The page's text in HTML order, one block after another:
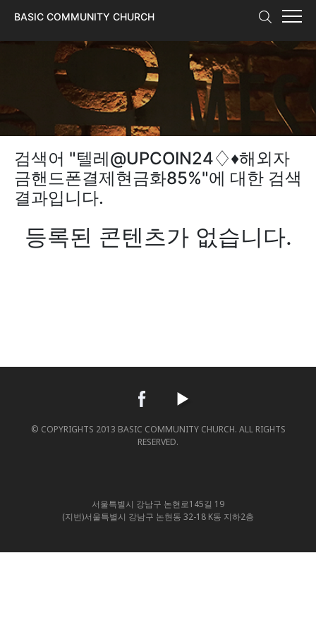
BASIC COMMUNITY CHURCH
검색어 "텔레@UPCOIN24♢♦해외자
금핸드폰결제현금화85%"에 대한 검색
결과입니다.
등록된 콘텐츠가 없습니다.
© COPYRIGHTS 2013 BASIC COMMUNITY CHURCH. ALL RIGHTS
RESERVED.
서울특별시 강남구 논현로145길 19
(지번)서울특별시 강남구 논현동 32-18 K동 지하2층